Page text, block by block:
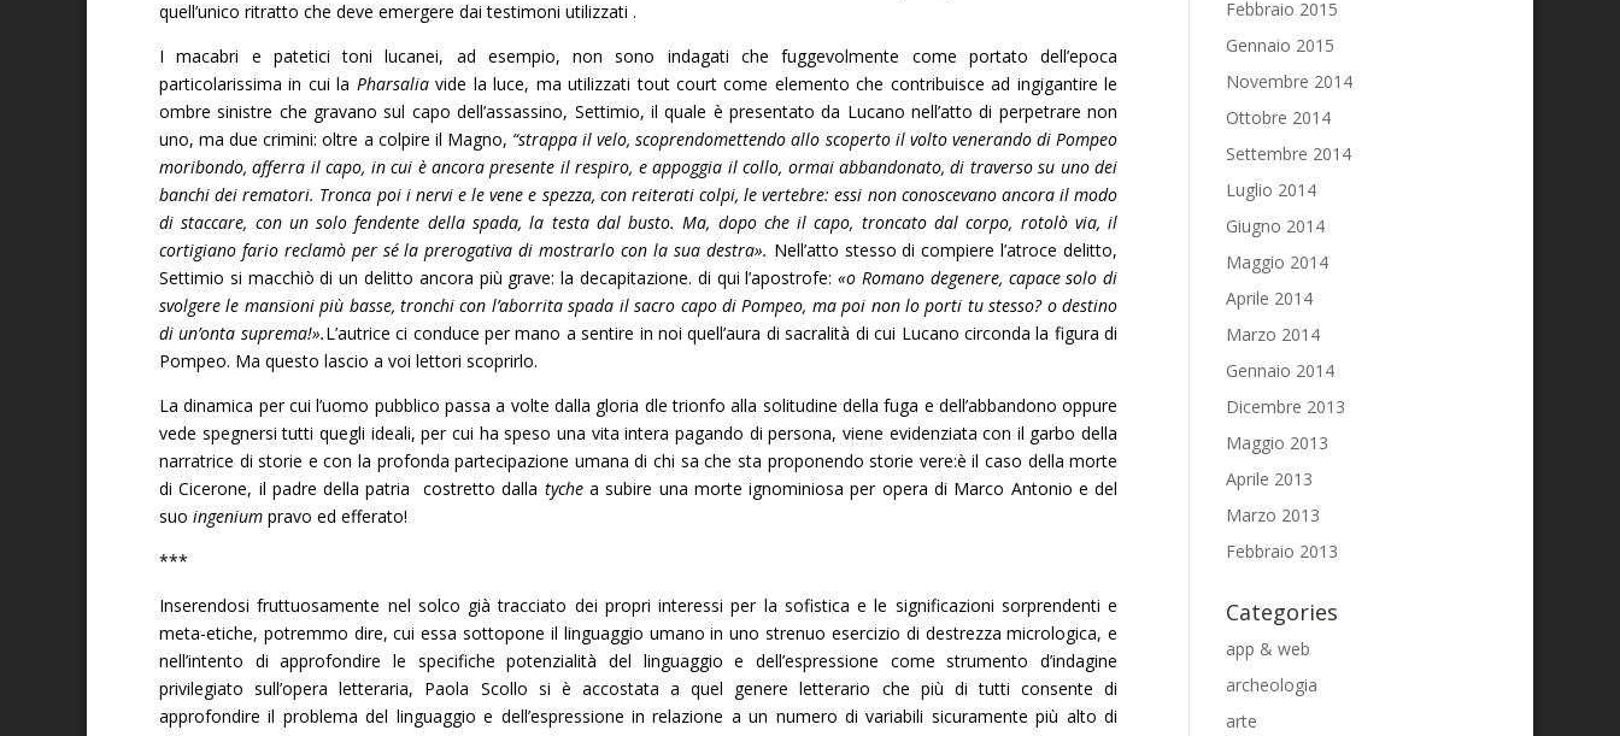
quell’unico ritratto che deve emergere dai testimoni utilizzati .
I macabri e patetici toni lucanei, ad esempio, non sono indagati che fuggevolmente come portato dell’epoca
particolarissima in cui la Pharsaliavide la luce, ma utilizzati tout court come elemento che contribuisce ad ingigantire le
ombre sinistre che gravano sul capo dell’assassino, Settimio, il quale è presentato da Lucano nell’atto di perpetrare non
uno, ma due crimini: oltre a colpire il Magno, “strappa il velo, scoprendomettendo allo scoperto il volto venerando di Pompeo
moribondo, afferra il capo, in cui è ancora presente il respiro, e appoggia il collo, ormai abbandonato, di traverso su uno dei
banchi dei rematori. Tronca poi i nervi e le vene e spezza, con reiterati colpi, le vertebre: essi non conoscevano ancora il modo
di staccare, con un solo fendente della spada, la testa dal busto. Ma, dopo che il capo, troncato dal corpo, rotolò via, il
cortigiano fario reclamò per sé la prerogativa di mostrarlo con la sua destra». Nell’atto stesso di compiere l’atroce delitto,
Settimio si macchiò di un delitto ancora più grave: la decapitazione. di qui l’apostrofe:«o Romano degenere, capace solo di
svolgere le mansioni più basse, tronchi con l’aborrita spada il sacro capo di Pompeo, ma poi non lo porti tu stesso? o destino
di un’onta suprema!».L’autrice ci conduce per mano a sentire in noi quell’aura di sacralità di cui Lucano circonda la figura di
Pompeo. Ma questo lascio a voi lettori scoprirlo.
La dinamica per cui l’uomo pubblico passa a volte dalla gloria dle trionfo alla solitudine della fuga e dell’abbandono oppure
vede spegnersi tutti quegli ideali, per cui ha speso una vita intera pagando di persona, viene evidenziata con il garbo della
narratrice di storie e con la profonda partecipazione umana di chi sa che sta proponendo storie vere:è il caso della morte
di Cicerone, il padre della patria costretto dalla tychea subire una morte ignominiosa per opera di Marco Antonio e del
suo ingenium pravo ed efferato!
***
Inserendosi fruttuosamente nel solco già tracciato dei propri interessi per la sofistica e le significazioni sorprendenti e
meta-etiche, potremmo dire, cui essa sottopone il linguaggio umano in uno strenuo esercizio di destrezza micrologica, e
nell’intento di approfondire le specifiche potenzialità del linguaggio e dell’espressione come strumento d’indagine
privilegiato sull’opera letteraria, Paola Scollo si è accostata a quel genere letterario che più di tutti consente di
approfondire il problema del linguaggio e dell’espressione in relazione a un numero di variabili sicuramente più alto di
Febbraio 2015
Gennaio 2015
Novembre 2014
Ottobre 2014
Settembre 2014
Luglio 2014
Giugno 2014
Maggio 2014
Aprile 2014
Marzo 2014
Gennaio 2014
Dicembre 2013
Maggio 2013
Aprile 2013
Marzo 2013
Febbraio 2013
Categories
app & web
archeologia
arte